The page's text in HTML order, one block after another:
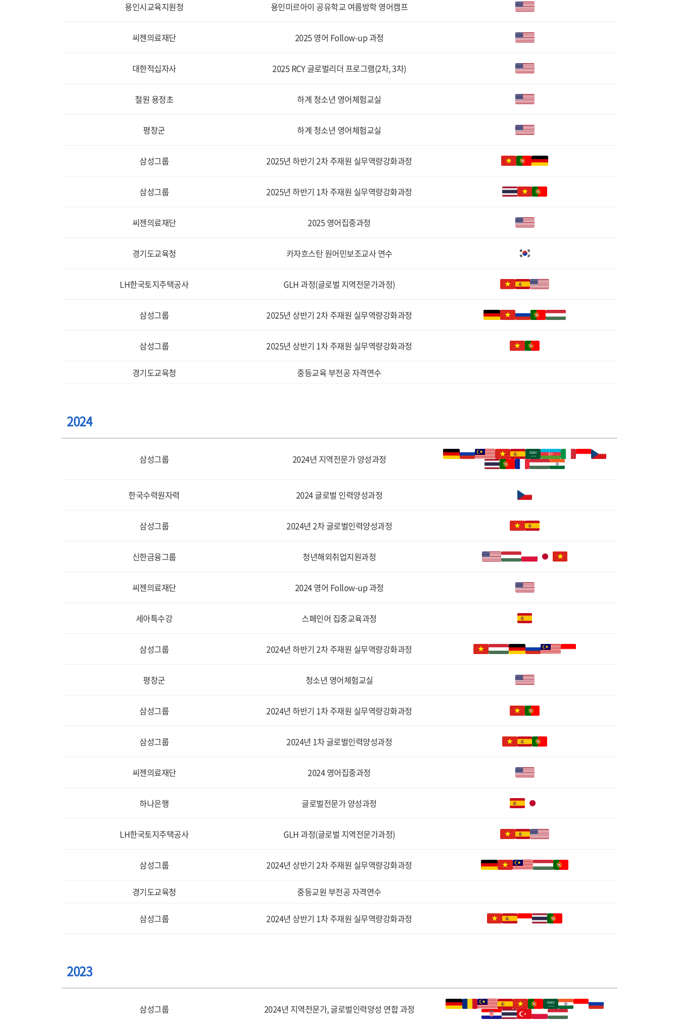
용인시교육지원청 용인미르아이 공유학교 여름방학 영어캠프
씨젠의료재단 2025 영어 Follow-up 과정
대한적십자사 2025 RCY 글로벌리더 프로그램(2차, 3차)
철원 용정초 하계 청소년 영어체험교실
평창군 하계 청소년 영어체험교실
삼성그룹 2025년 하반기 2차 주재원 실무역량강화과정
삼성그룹 2025년 하반기 1차 주재원 실무역량강화과정
씨젠의료재단 2025 영어집중과정
경기도교육청 카자흐스탄 원어민보조교사 연수
LH한국토지주택공사 GLH 과정(글로벌 지역전문가과정)
삼성그룹 2025년 상반기 2차 주재원 실무역량강화과정
삼성그룹 2025년 상반기 1차 주재원 실무역량강화과정
경기도교육청 중등교육 부전공 자격연수
2024
삼성그룹 2024년 지역전문가 양성과정
한국수력원자력 2024 글로벌 인력양성과정
삼성그룹 2024년 2차 글로벌인력양성과정
신한금융그룹 청년해외취업지원과정
씨젠의료재단 2024 영어 Follow-up 과정
세아특수강 스페인어 집중교육과정
삼성그룹 2024년 하반기 2차 주재원 실무역량강화과정
평창군 청소년 영어체험교실
삼성그룹 2024년 하반기 1차 주재원 실무역량강화과정
삼성그룹 2024년 1차 글로벌인력양성과정
씨젠의료재단 2024 영어집중과정
하나은행 글로벌전문가 양성과정
LH한국토지주택공사 GLH 과정(글로벌 지역전문가과정)
삼성그룹 2024년 상반기 2차 주재원 실무역량강화과정
경기도교육청 중등교원 부전공 자격연수
삼성그룹 2024년 상반기 1차 주재원 실무역량강화과정
2023
삼성그룹 2024년 지역전문가, 글로벌인력양성 연합 과정